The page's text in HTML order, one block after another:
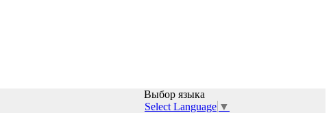
Выбор языка
Select Language ▼